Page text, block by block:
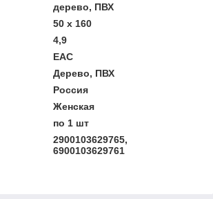
дерево, ПВХ
50 х 160
4,9
ЕАС
Дерево, ПВХ
Россия
Женская
по 1 шт
2900103629765,
6900103629761